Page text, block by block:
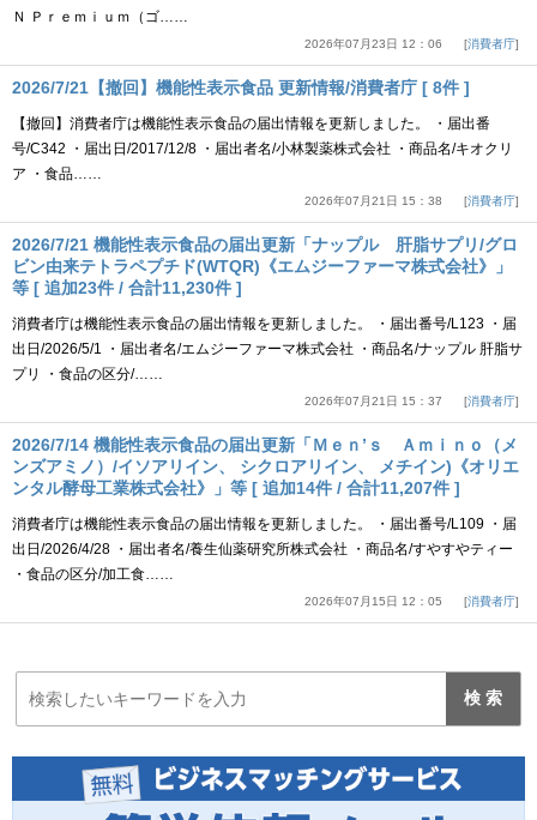
Ｎ Ｐｒｅｍｉｕｍ（ゴ……
2026年07月23日 12：06 消費者庁
2026/7/21【撤回】機能性表示食品 更新情報/消費者庁 [ 8件 ]
【撤回】消費者庁は機能性表示食品の届出情報を更新しました。 ・届出番
号/C342 ・届出日/2017/12/8 ・届出者名/小林製薬株式会社 ・商品名/キオクリ
ア ・食品……
2026年07月21日 15：38 消費者庁
2026/7/21 機能性表示食品の届出更新「ナップル 肝脂サプリ/グロ
ビン由来テトラペプチド(WTQR)《エムジーファーマ株式会社》」
等 [ 追加23件 / 合計11,230件 ]
消費者庁は機能性表示食品の届出情報を更新しました。 ・届出番号/L123 ・届
出日/2026/5/1 ・届出者名/エムジーファーマ株式会社 ・商品名/ナップル 肝脂サ
プリ ・食品の区分/……
2026年07月21日 15：37 消費者庁
2026/7/14 機能性表示食品の届出更新「Ｍｅｎ’ｓ Ａｍｉｎｏ（メ
ンズアミノ）/イソアリイン、 シクロアリイン、 メチイン)《オリエ
ンタル酵母工業株式会社》」等 [ 追加14件 / 合計11,207件 ]
消費者庁は機能性表示食品の届出情報を更新しました。 ・届出番号/L109 ・届
出日/2026/4/28 ・届出者名/養生仙薬研究所株式会社 ・商品名/すやすやティー
・食品の区分/加工食……
2026年07月15日 12：05 消費者庁